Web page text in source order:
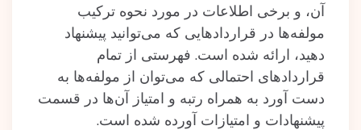
آن، و برخی اطلاعات در مورد نحوه ترکیب
مولفه‌ها در قراردادهایی که می‌توانید پیشنهاد
دهید، ارائه‌ شده‌ است. فهرستی از تمام
قراردادهای احتمالی که می‌توان از مولفه‌ها به
دست آورد به همراه رتبه و امتیاز آن‌ها در قسمت
پیشنهادات و امتیازات آورده‌ شده‌ است.